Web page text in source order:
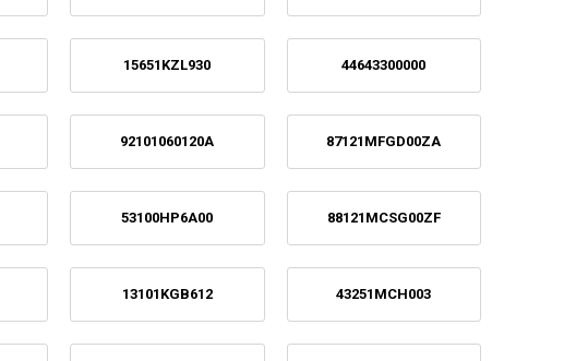
15651KZL930 44643300000
92101060120A 87121MFGD00ZA
53100HP6A00 88121MCSG00ZF
13101KGB612 43251MCH003